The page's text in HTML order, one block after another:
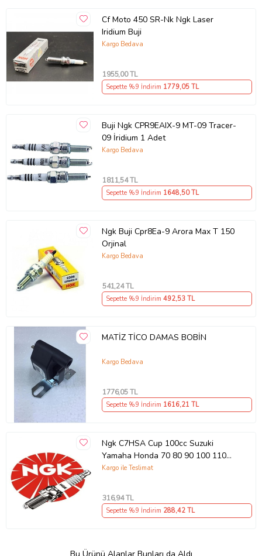
Cf Moto 450 SR-Nk Ngk Laser
Iridium Buji
Kargo Bedava
1955,00 TL
Sepette %9 İndirim 1779,05 TL
Buji Ngk CPR9EAIX-9 MT-09 Tracer-
09 İridium 1 Adet
Kargo Bedava
1811,54 TL
Sepette %9 İndirim 1648,50 TL
Ngk Buji Cpr8Ea-9 Arora Max T 150
Orjinal
Kargo Bedava
541,24 TL
Sepette %9 İndirim 492,53 TL
MATİZ TİCO DAMAS BOBİN
Kargo Bedava
1776,05 TL
Sepette %9 İndirim 1616,21 TL
Ngk C7HSA Cup 100cc Suzuki
Yamaha Honda 70 80 90 100 110
Kuba X Boss Buji C7hsa 1 Adet
Kargo ile Teslimat
316,94 TL
Sepette %9 İndirim 288,42 TL